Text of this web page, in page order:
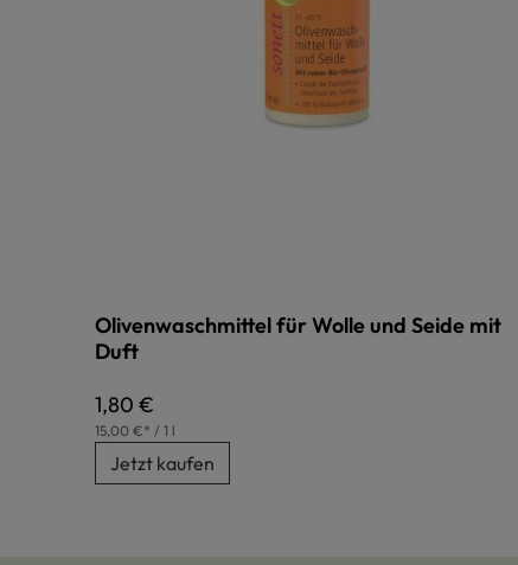
Olivenwaschmittel für Wolle und Seide mit
Duft
Regulärer Preis:
1,80 €
15,00 €* / 1 l
Jetzt kaufen